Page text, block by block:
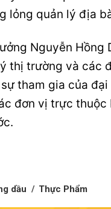
lỏng quản lý địa
Nguyễn Hồng
thị trường và các
tham gia của
đơn vị trực
dầu Thực Phẩm